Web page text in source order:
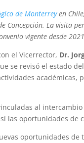
de Monterreyen
Concepción. La visita
vigente desde
el Vicerrector, Dr.
se revisó el estado
al
las oportunidades
oportunidades